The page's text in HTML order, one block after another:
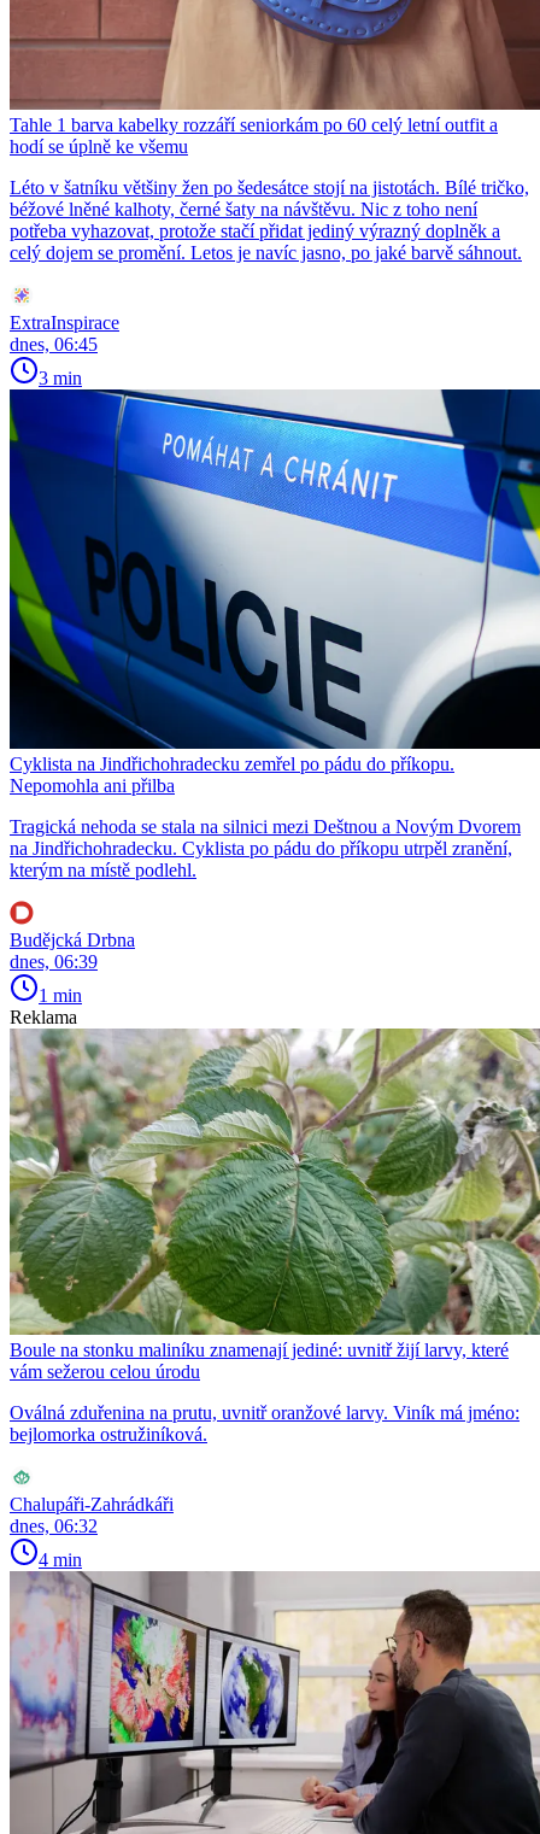
Tahle 1 barva kabelky rozzáří seniorkám po 60 celý letní outfit a
hodí se úplně ke všemu
Léto v šatníku většiny žen po šedesátce stojí na jistotách. Bílé tričko,
béžové lněné kalhoty, černé šaty na návštěvu. Nic z toho není
potřeba vyhazovat, protože stačí přidat jediný výrazný doplněk a
celý dojem se promění. Letos je navíc jasno, po jaké barvě sáhnout.
ExtraInspirace
dnes, 06:45
3 min
Cyklista na Jindřichohradecku zemřel po pádu do příkopu.
Nepomohla ani přilba
Tragická nehoda se stala na silnici mezi Deštnou a Novým Dvorem
na Jindřichohradecku. Cyklista po pádu do příkopu utrpěl zranění,
kterým na místě podlehl.
Budějcká Drbna
dnes, 06:39
1 min
Reklama
Boule na stonku maliníku znamenají jediné: uvnitř žijí larvy, které
vám sežerou celou úrodu
Oválná zduřenina na prutu, uvnitř oranžové larvy. Viník má jméno:
bejlomorka ostružiníková.
Chalupáři-Zahrádkáři
dnes, 06:32
4 min